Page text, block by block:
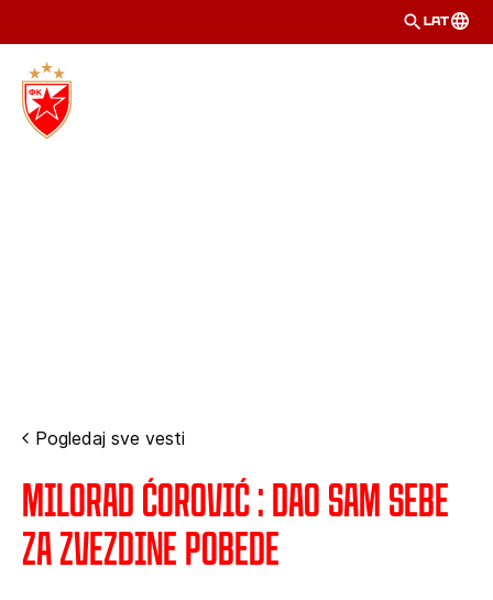
LAT
Pogledaj sve vesti
Milorad Ćorović : Dao sam sebe
za Zvezdine pobede